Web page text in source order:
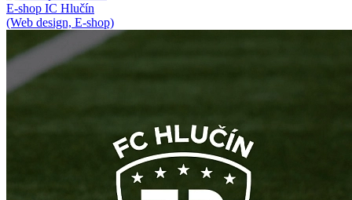
E-shop IC Hlučín
(Web design, E-shop)